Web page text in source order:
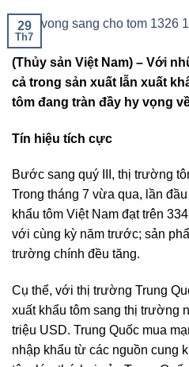
29
Th7
(Thủy sản Việt Nam) – Với
cả trong sản xuất lẫn xuất
tôm đang tràn đầy hy vọng
Tín hiệu tích cực
Bước sang quý III, thị trường
Trong tháng 7 vừa qua, lần
khẩu tôm Việt Nam đạt trên
với cùng kỳ năm trước; sản
trường chính đều tăng.
Cụ thể, với thị trường Trung
xuất khẩu tôm sang thị trường
triệu USD. Trung Quốc mua
nhập khẩu từ các nguồn cung